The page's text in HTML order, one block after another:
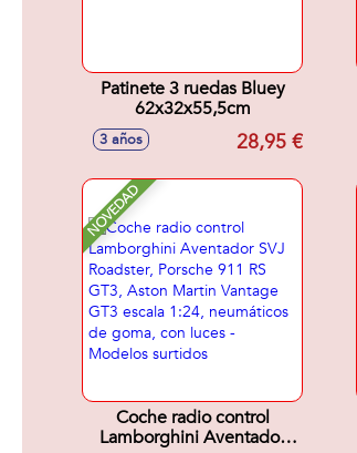
Patinete 3 ruedas Bluey
62x32x55,5cm
3 años 28,95 €
NOVEDAD
Coche radio control
Lamborghini Aventador